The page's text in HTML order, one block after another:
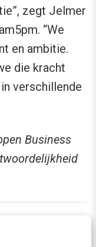
zegt Jelmer
“We
en ambitie.
die kracht
verschillende
Business